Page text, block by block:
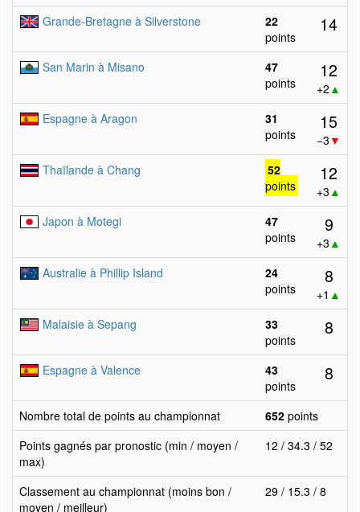
Grande-Bretagne à Silverstone
22
points
14
San Marin à Misano
47
points
12
+2 ▲
Espagne à Aragon
31
points
15
−3 ▼
Thaïlande à Chang
52
points
12
+3 ▲
Japon à Motegi
47
points
9
+3 ▲
Australie à Phillip Island
24
points
8
+1 ▲
Malaisie à Sepang
33
points
8
Espagne à Valence
43
points
8
Nombre total de points au championnat 652 points
Points gagnés par pronostic (min / moyen /
max)
12 / 34.3 / 52
Classement au championnat (moins bon /
moyen / meilleur)
29 / 15.3 / 8